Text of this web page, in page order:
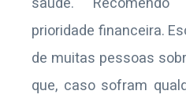
prioridade financeira.
de muitas pessoas
que, caso sofram